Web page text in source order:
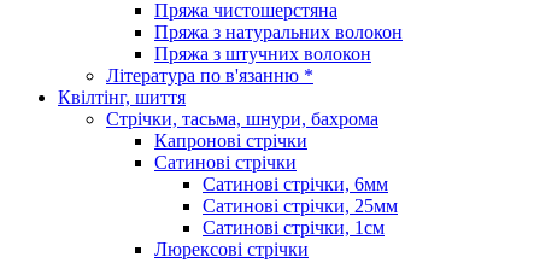
Пряжа чистошерстяна
Пряжа з натуральних волокон
Пряжа з штучних волокон
Література по в'язанню *
Квілтінг, шиття
Стрічки, тасьма, шнури, бахрома
Капронові стрічки
Сатинові стрічки
Сатинові стрічки, 6мм
Сатинові стрічки, 25мм
Сатинові стрічки, 1см
Люрексові стрічки